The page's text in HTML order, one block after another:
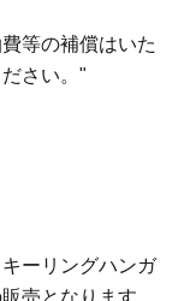
等の補償はいた
さい。"
ーリングハンガ
売となります。